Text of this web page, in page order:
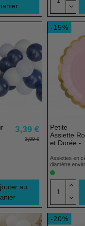
3,39 €
3,99 €
au
-15%
Petite
Assiette
et Dorée -
Assiettes en
diamètre
-20%